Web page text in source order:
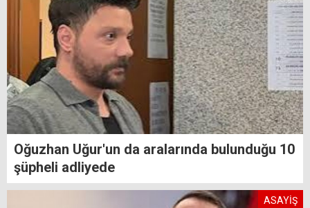
Oğuzhan Uğur'un da aralarında bulunduğu 10
şüpheli adliyede
ASAYİŞ